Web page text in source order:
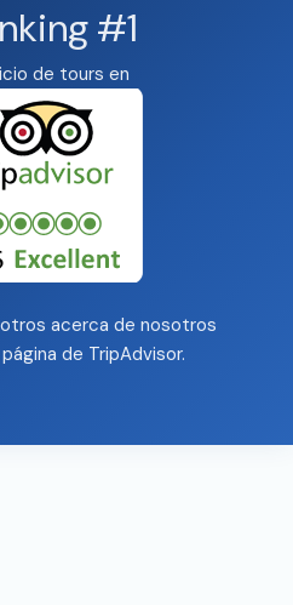
#1
de tours en
acerca de nosotros
de TripAdvisor.